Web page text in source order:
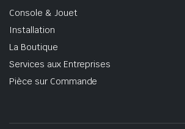
Console & Jouet
Installation
La Boutique
Services aux Entreprises
Pièce sur Commande